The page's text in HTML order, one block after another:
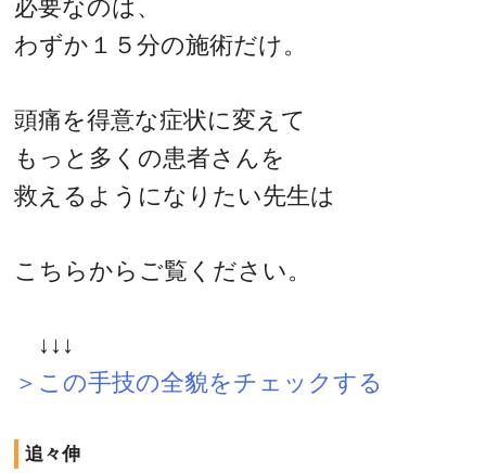
必要なのは、
わずか１５分の施術だけ。
頭痛を得意な症状に変えて
もっと多くの患者さんを
救えるようになりたい先生は
こちらからご覧ください。
↓↓↓
＞この手技の全貌をチェックする
追々伸